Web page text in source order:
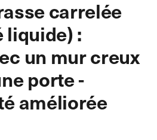
carrelée
liquide) :
un mur creux
porte -
améliorée